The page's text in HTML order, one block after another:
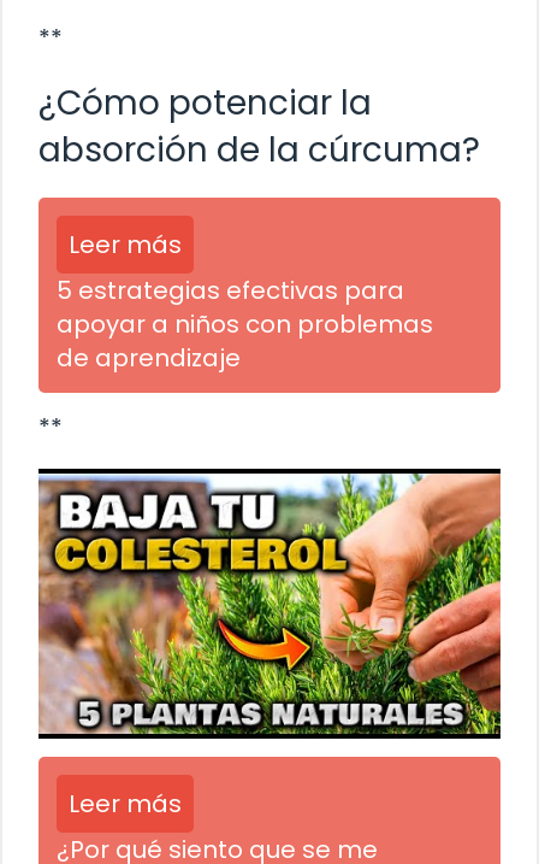
**
¿Cómo potenciar la
absorción de la cúrcuma?
Leer más
5 estrategias efectivas para
apoyar a niños con problemas
de aprendizaje
**
Leer más
¿Por qué siento que se me